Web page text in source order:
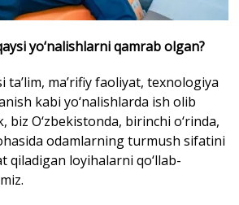
yo‘nalishlarni qamrab olgan?
ta’lim, ma’rifiy faoliyat, texnologiya
kabi yo‘nalishlarda ish olib
biz O‘zbekistonda, birinchi o‘rinda,
odamlarning turmush sifatini
qiladigan loyihalarni qo‘llab-